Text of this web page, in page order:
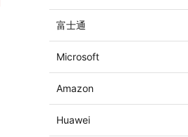
富士通
Microsoft
Amazon
Huawei